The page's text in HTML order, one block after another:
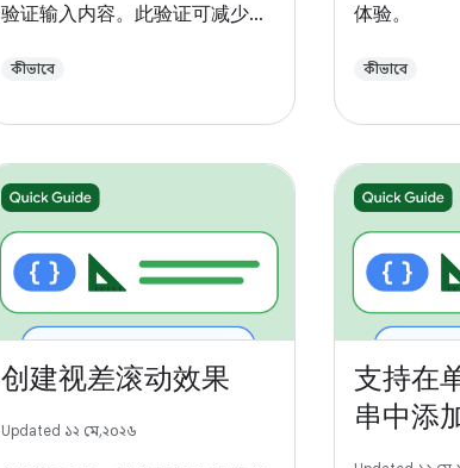
验证输入内容。此验证可减少错
কীভাবে
体验。
কীভাবে
创建视差滚动效果
Updated ১২ মে, ২০২৬
支持在
串中添